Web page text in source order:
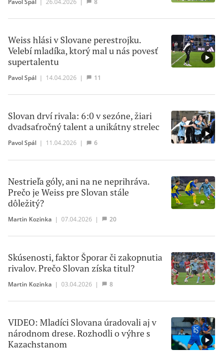
Weiss hlási v Slovane perestrojku.
Velebí mladíka, ktorý mal u nás povesť
supertalentu
Pavol Spál | 14.04.2026 | 11
Slovan drví rivala: 6:0 v sezóne, žiari
dvadsaťročný talent a unikátny strelec
Pavol Spál | 11.04.2026 | 6
Nestrieľa góly, ani na ne neprihráva.
Prečo je Weiss pre Slovan stále
dôležitý?
Martin Kozinka | 07.04.2026 | 20
Skúsenosti, faktor Šporar či zakopnutia
rivalov. Prečo Slovan získa titul?
Martin Kozinka | 03.04.2026 | 8
VIDEO: Mladíci Slovana úradovali aj v
národnom drese. Rozhodli o výhre s
Kazachstanom